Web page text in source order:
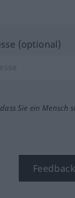
(optional)
Sie ein Mensch